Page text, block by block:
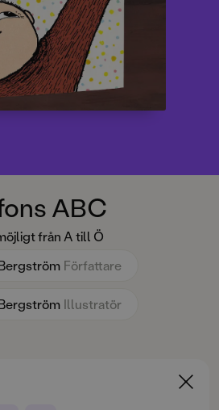
ABC
från A till Ö
Författare
Illustratör